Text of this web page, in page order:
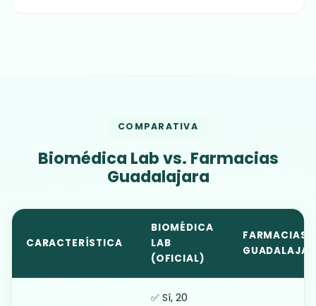
COMPARATIVA
Biomédica Lab vs. Farmacias
Guadalajara
CARACTERÍSTICA
BIOMÉDICA
LAB
(OFICIAL)
FARMACIAS
✅ Sí, 20